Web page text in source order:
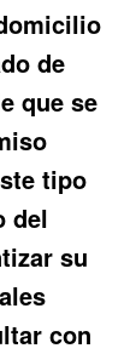
de
que se
tipo
del
su
con